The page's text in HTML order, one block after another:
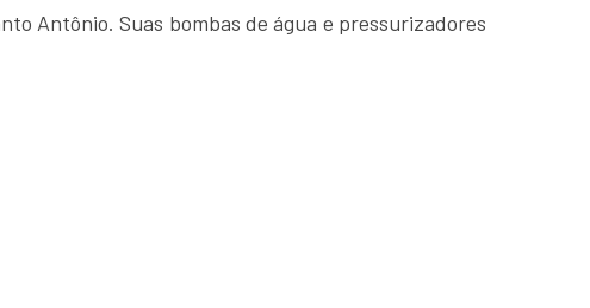
Antônio. Suas bombas de água e pressurizadores